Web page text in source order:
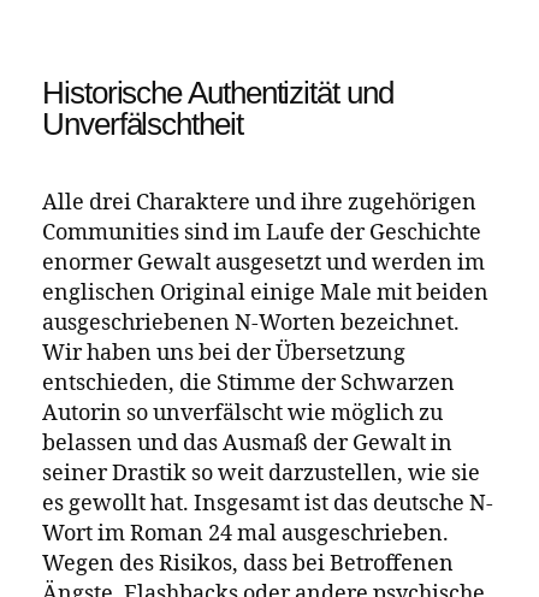
Gebiet des späteren Liberia aufeinander.
Alle drei Figuren haben besondere Kräfte,
Laufe der Weltgeschichte Schwarzen
Körpern angetan wurde, und vereinen sich
zum Kampf gegen Unterdrückung,
Versklavung und koloniale
Fremdherrschaft. Die drei Charaktere
verkörpern die diverse kulturelle
Zusammensetzung Liberias, das aus
indigenen Gruppen, Afroamerikaner:innen
und aus der Karibik, vor allem aus
Barbados, stammenden Gruppen besteht.